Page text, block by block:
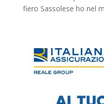
fiero Sassolese ho nel